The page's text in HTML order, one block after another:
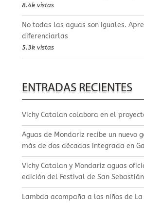
8.4k vistas
No todas las aguas son iguales.
diferenciarlas
5.3k vistas
ENTRADAS RECIENTES
Vichy Catalan colabora en el
Aguas de Mondariz recibe un nuevo
más de dos décadas integrada en
Vichy Catalan y Mondariz aguas
edición del Festival de San Sebastián
Lambda acompaña a los niños de